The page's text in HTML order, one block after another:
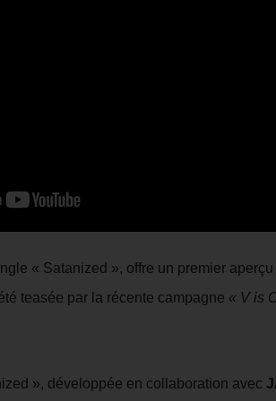
« Satanized », offre un premier
teasée par la récente campagne « V is
», développée en collaboration avec